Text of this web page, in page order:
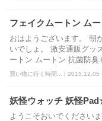
フェイクムートン ム
おはようございます。 朝
いでしょ。 激安通販グッ
ートン ムートン 抗菌防臭
買い物に行く時間... | 2015.12.05
妖怪ウォッチ 妖怪
ようこそおいでください